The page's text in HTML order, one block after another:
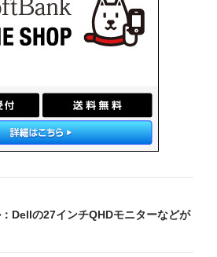
Dellの27インチQHDモニターなどが